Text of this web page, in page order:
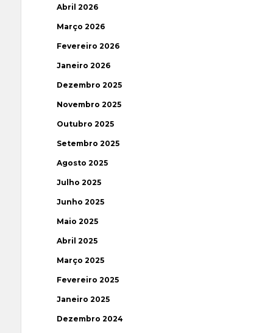
Abril 2026
Março 2026
Fevereiro 2026
Janeiro 2026
Dezembro 2025
Novembro 2025
Outubro 2025
Setembro 2025
Agosto 2025
Julho 2025
Junho 2025
Maio 2025
Abril 2025
Março 2025
Fevereiro 2025
Janeiro 2025
Dezembro 2024